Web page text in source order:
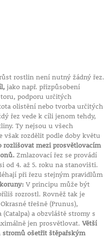
rostlin není nutný žádný řez.
jako např. přizpůsobení
podporu určitých
olistění nebo tvorba určitých
řez vede k cíli jenom tehdy,
Ty nejsou u všech
rozdělit podle doby květu
rozlišovat mezi prosvětlovacím
Zmlazovací řez se provádí
od 4. až 5. roku na stanovišti.
při řezu stejným pravidlům
V principu může být
rozrostl. Rovněž tak je
třešně (Prunus),
a obzvláště stromy s
jen prosvětlovat. Větší
stromů ošetřit štěpařským